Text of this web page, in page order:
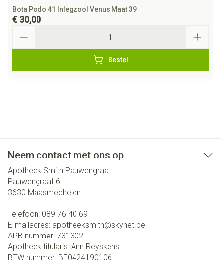
Bota Podo 41 Inlegzool Venus Maat 39
€ 30,00
Bestel
Neem contact met ons op
Apotheek Smith Pauwengraaf
Pauwengraaf 6
3630 Maasmechelen
Telefoon: 089 76 40 69
E-mailadres: apotheeksmith@skynet.be
APB nummer: 731302
Apotheek titularis: Ann Reyskens
BTW nummer: BE0424190106